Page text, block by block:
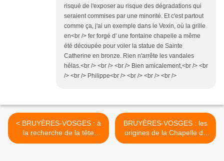
risqué de l'exposer au risque des dégradations qui
seraient commises par une minorité. Et c'est partout
comme ça, j'ai un exemple dans le Vexin, où la grille
en<br /> fer forgé d' une fontaine chapelle a même
été découpée pour voler la statue de Sainte
Catherine en bronze. Rien n'arrête les vandales
hélas.<br /> <br /> <br /> Bien amicalement,<br /> <br
/> <br /> Philippe<br /> <br /> <br /> <br />
< BRUYÈRES-VOSGES : à
la recherche de la tête
sculptée de l'Avison
BRUYÈRES-VOSGES : les
origines de la Chapelle de
la Roche >